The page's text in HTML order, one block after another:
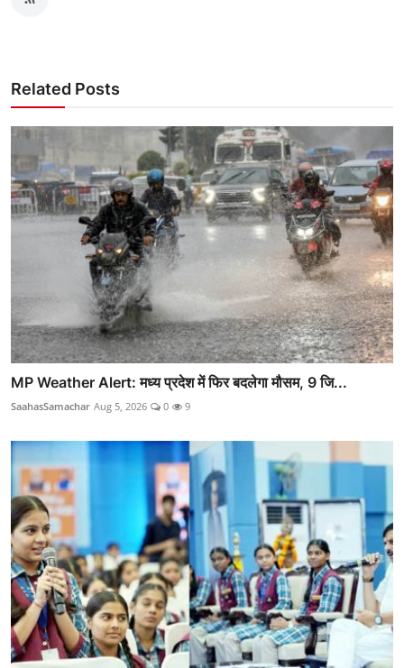
Related Posts
MP Weather Alert: मध्य प्रदेश में फिर बदलेगा मौसम, 9 जि...
SaahasSamachar Aug 5, 2026 0 9